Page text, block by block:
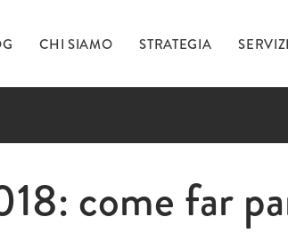
CHI SIAMO STRATEGIA SERVIZI
come far